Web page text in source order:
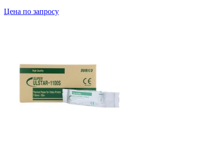
Цена по запросу